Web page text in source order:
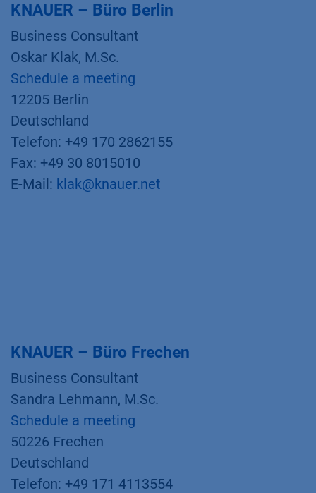
KNAUER – Büro Berlin
Business Consultant
Oskar Klak, M.Sc.
Schedule a meeting
12205 Berlin
Deutschland
Telefon: +49 170 2862155
Fax: +49 30 8015010
E-Mail: klak@knauer.net
KNAUER – Büro Frechen
Business Consultant
Sandra Lehmann, M.Sc.
Schedule a meeting
50226 Frechen
Deutschland
Telefon: +49 171 4113554